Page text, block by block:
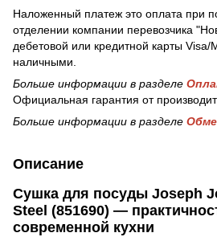
Наложенный платеж это оплата при
отделении компании перевозчика
дебетовой или кредитной карты
наличными.
Больше информации в разделе
Официальная гарантия от
Больше информации в разделе
Описание
Сушка для посуды Joseph
Steel (851690) —
современной кухни